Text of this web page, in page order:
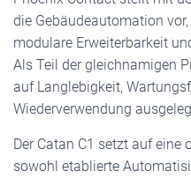
die Gebäudeautomation
modulare Erweiterbarkeit
Als Teil der gleichnamigen
auf Langlebigkeit,
Wiederverwendung
Der Catan C1 setzt auf eine
sowohl etablierte